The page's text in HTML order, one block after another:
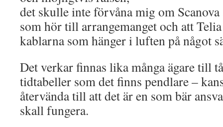
det skulle inte förvåna mig om
som hör till arrangemanget och att
kablarna som hänger i luften på något
Det verkar finnas lika många ägare till
tidtabeller som det finns pendlare –
återvända till att det är en som bär
skall fungera.